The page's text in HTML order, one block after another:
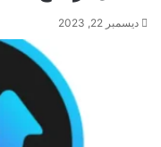
ديسمبر 22, 2023